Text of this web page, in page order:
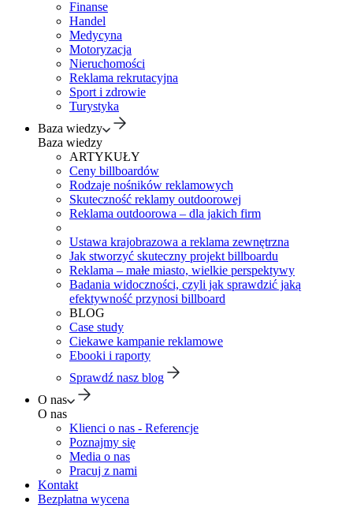
Finanse
Handel
Medycyna
Motoryzacja
Nieruchomości
Reklama rekrutacyjna
Sport i zdrowie
Turystyka
Baza wiedzy
Baza wiedzy
ARTYKUŁY
Ceny billboardów
Rodzaje nośników reklamowych
Skuteczność reklamy outdoorowej
Reklama outdoorowa – dla jakich firm
Ustawa krajobrazowa a reklama zewnętrzna
Jak stworzyć skuteczny projekt billboardu
Reklama – małe miasto, wielkie perspektywy
Badania widoczności, czyli jak sprawdzić jaką
efektywność przynosi billboard
BLOG
Case study
Ciekawe kampanie reklamowe
Ebooki i raporty
Sprawdź nasz blog
O nas
O nas
Klienci o nas - Referencje
Poznajmy się
Media o nas
Pracuj z nami
Kontakt
Bezpłatna wycena